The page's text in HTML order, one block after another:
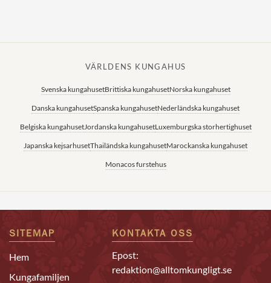
VÄRLDENS KUNGAHUS
Svenska kungahusetBrittiska kungahusetNorska kungahuset
Danska kungahusetSpanska kungahusetNederländska kungahuset
Belgiska kungahusetJordanska kungahusetLuxemburgska storhertighuset
Japanska kejsarhusetThailändska kungahusetMarockanska kungahuset
Monacos furstehus
SITEMAP
Hem
Kungafamiljen
KONTAKTA OSS
Epost:
redaktion@alltomkungligt.se